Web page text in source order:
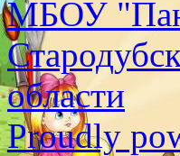
МБОУ
области
Proudly